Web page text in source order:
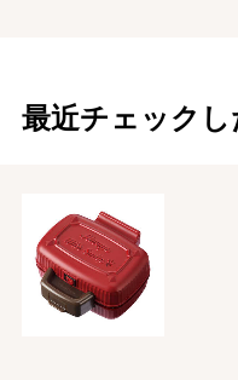
最近チェックし